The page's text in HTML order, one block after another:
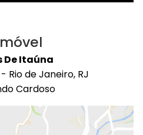
De Itaúna
- Rio de Janeiro, RJ
Cardoso